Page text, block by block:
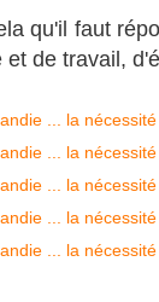
qu'il faut
et de travail,